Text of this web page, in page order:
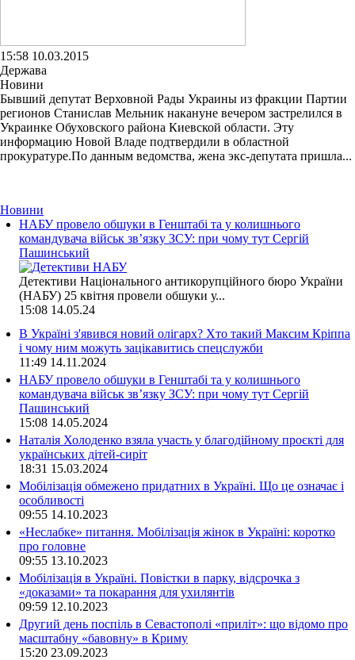
15:58 10.03.2015
Держава
Новини
Бывший депутат Верховной Рады Украины из фракции Партии
регионов Станислав Мельник накануне вечером застрелился в
Украинке Обуховского района Киевской области. Эту
информацию Новой Владе подтвердили в областной
прокуратуре.По данным ведомства, жена экс-депутата пришла...
Новини
НАБУ провело обшуки в Генштабі та у колишнього
командувача військ зв’язку ЗСУ: при чому тут Сергій
Пашинський
Детективи Національного антикорупційного бюро України
(НАБУ) 25 квітня провели обшуки у...
15:08 14.05.24
В Україні з'явився новий олігарх? Хто такий Максим Кріппа
і чому ним можуть зацікавитись спецслужби
11:49 14.11.2024
НАБУ провело обшуки в Генштабі та у колишнього
командувача військ зв’язку ЗСУ: при чому тут Сергій
Пашинський
15:08 14.05.2024
Наталія Холоденко взяла участь у благодійному проєкті для
українських дітей-сиріт
18:31 15.03.2024
Мобілізація обмежено придатних в Україні. Що це означає і
особливості
09:55 14.10.2023
«Неслабке» питання. Мобілізація жінок в Україні: коротко
про головне
09:55 13.10.2023
Мобілізація в Україні. Повістки в парку, відсрочка з
«доказами» та покарання для ухилянтів
09:59 12.10.2023
Другий день поспіль в Севастополі «приліт»: що відомо про
масштабну «бавовну» в Криму
15:20 23.09.2023